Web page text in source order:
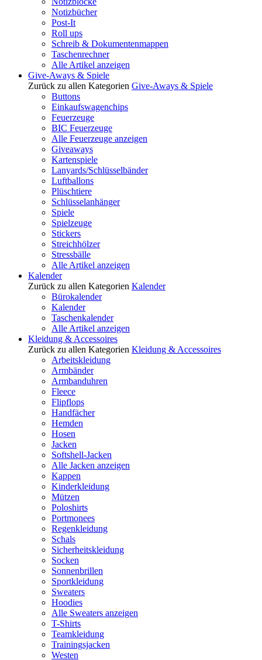
Notizbücher
Post-It
Roll ups
Schreib & Dokumentenmappen
Taschenrechner
Alle Artikel anzeigen
Give-Aways & Spiele
Zurück zu allen Kategorien Give-Aways & Spiele
Buttons
Einkaufswagenchips
Feuerzeuge
BIC Feuerzeuge
Alle Feuerzeuge anzeigen
Giveaways
Kartenspiele
Lanyards/Schlüsselbänder
Luftballons
Plüschtiere
Schlüsselanhänger
Spiele
Spielzeuge
Stickers
Streichhölzer
Stressbälle
Alle Artikel anzeigen
Kalender
Zurück zu allen Kategorien Kalender
Bürokalender
Kalender
Taschenkalender
Alle Artikel anzeigen
Kleidung & Accessoires
Zurück zu allen Kategorien Kleidung & Accessoires
Arbeitskleidung
Armbänder
Armbanduhren
Fleece
Flipflops
Handfächer
Hemden
Hosen
Jacken
Softshell-Jacken
Alle Jacken anzeigen
Kappen
Kinderkleidung
Mützen
Poloshirts
Portmonees
Regenkleidung
Schals
Sicherheitskleidung
Socken
Sonnenbrillen
Sportkleidung
Sweaters
Hoodies
Alle Sweaters anzeigen
T-Shirts
Teamkleidung
Trainingsjacken
Westen